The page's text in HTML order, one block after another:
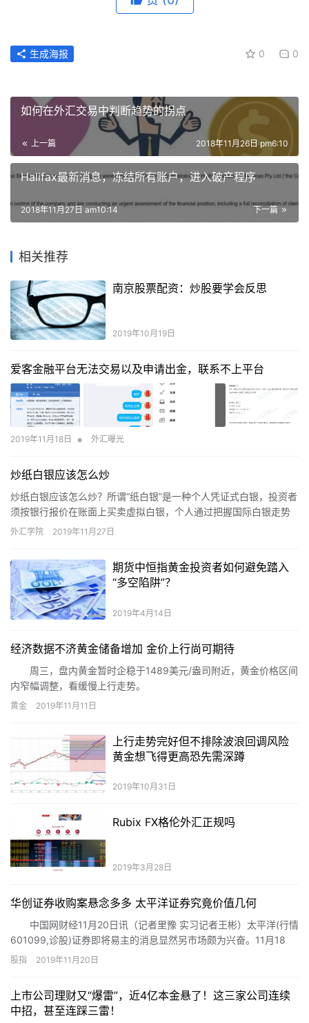
0 0
生成海报
如何在外汇交易中判断趋势的拐点
上一篇 2018年11月26日 pm6:10
Halifax最新消息，冻结所有账户，进入破产程序
下一篇
2018年11月27日 am10:14
相关推荐
南京股票配资：炒股要学会反思
2019年10月19日
爱客金融平台无法交易以及申请出金，联系不上平台
2019年11月18日 • 外汇曝光
炒纸白银应该怎么炒
炒纸白银应该怎么炒？所谓“纸白银”是一种个人凭证式白银，投资者
须按银行报价在账面上买卖虚拟白银，个人通过把握国际白银走势
低吸高抛，赚取白银价格的波动差价。买卖交易记录只在个人预先
纸白银业务的只有工商银行一家。
外汇学院 2019年11月27日
期货中恒指黄金投资者如何避免踏入
“多空陷阱”？
2019年4月14日
经济数据不济黄金储备增加 金价上行尚可期待
周三，盘内黄金暂时企稳于1489美元/盎司附近，黄金价格区间
内窄幅调整，看缓慢上行走势。
黄金 2019年11月11日
上行走势完好但不排除波浪回调风险
黄金想飞得更高恐先需深蹲
2019年10月31日
Rubix FX格伦外汇正规吗
2019年3月28日
华创证券收购案悬念多多 太平洋证券究竟价值几何
中国网财经11月20日讯（记者里豫 实习记者王彬）太平洋(行情
601099,诊股)证券即将易主的消息显然另市场颇为兴奋。11月18
日，太平洋证券（601099.SH）高开高走，收盘上涨7.24%，列券
提示性公告》。
股指 2019年11月20日
上市公司理财又“爆雷”，近4亿本金悬了！这三家公司连续
中招，甚至连踩三雷！